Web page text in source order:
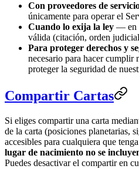
Con proveedores de
únicamente para operar el
Cuando lo exija la ley — en
válida (citación, orden
Para proteger derechos y
necesario para hacer cumplir
proteger la seguridad de
Compartir Cartas
Si eliges compartir una carta
de la carta (posiciones planetarias,
accesibles para cualquiera que
lugar de nacimiento no se
Puedes desactivar el compartir en